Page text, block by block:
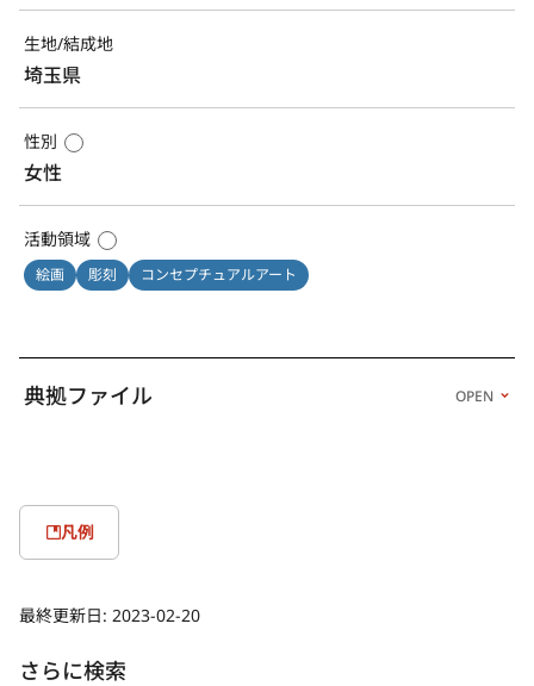
生地/結成地
埼玉県
性別
女性
活動領域
絵画 彫刻 コンセプチュアルアート
典拠ファイル OPEN
凡例
最終更新日: 2023-02-20
さらに検索